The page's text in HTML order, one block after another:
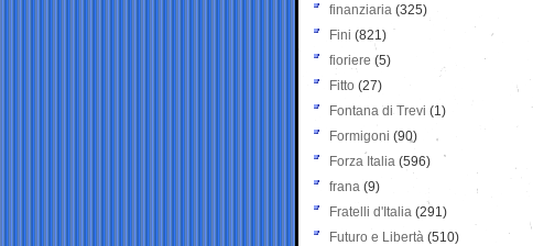
finanziaria (325)
Fini (821)
fioriere (5)
Fitto (27)
Fontana di Trevi (1)
Formigoni (90)
Forza Italia (596)
frana (9)
Fratelli d'Italia (291)
Futuro e Libertà (510)